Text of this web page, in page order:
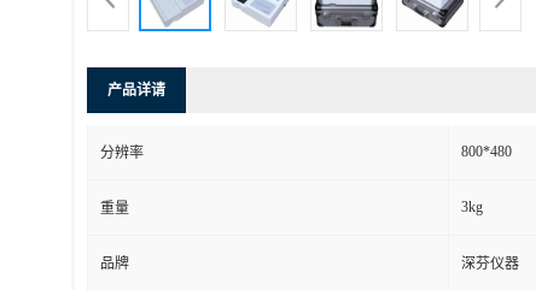
产品详请
分辨率 800*480
重量 3kg
品牌 深芬仪器